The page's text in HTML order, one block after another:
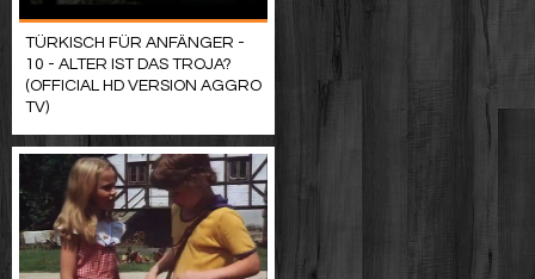
TÜRKISCH FÜR ANFÄNGER -
10 - ALTER IST DAS TROJA?
(OFFICIAL HD VERSION AGGRO
TV)